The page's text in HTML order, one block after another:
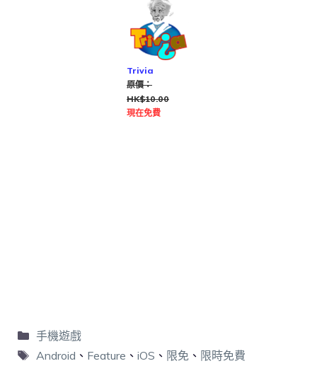
Trivia
原價：
HK$10.00
現在免費
手機遊戲
Android 、 Feature 、 iOS 、 限免、 限時免費